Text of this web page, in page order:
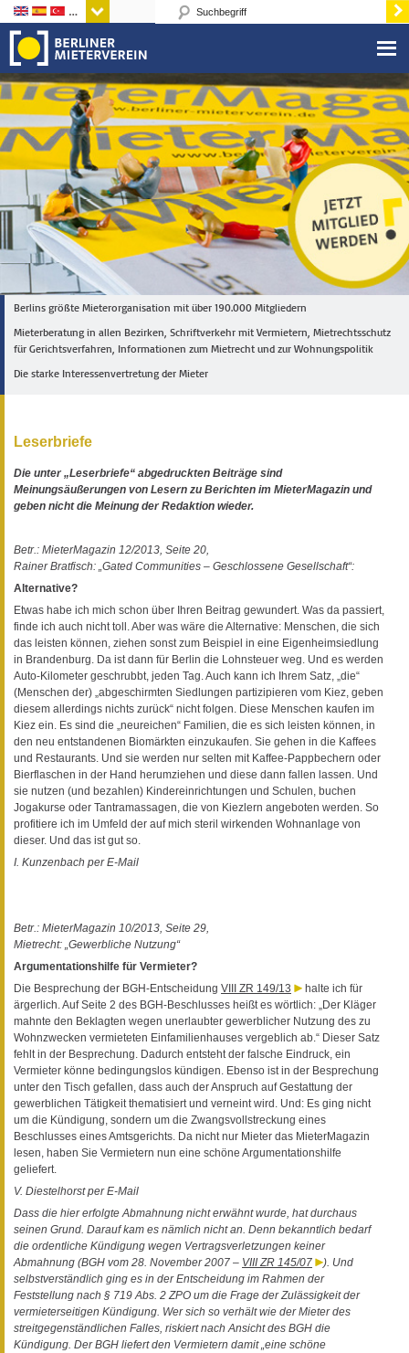
Sprachen
Berlins größte Mieterorganisation mit über 190.000 Mitgliedern
Mieterberatung in allen Bezirken, Schriftverkehr mit Vermietern, Mietrechtsschutz
für Gerichtsverfahren, Informationen zum Mietrecht und zur Wohnungspolitik
Die starke Interessenvertretung der Mieter
Leserbriefe
Die unter „Leserbriefe“ abgedruckten Beiträge sind
Meinungsäußerungen von Lesern zu Berichten im MieterMagazin und
geben nicht die Meinung der Redaktion wieder.
Betr.: MieterMagazin 12/2013, Seite 20,
Rainer Bratfisch: „Gated Communities – Geschlossene Gesellschaft“:
Alternative?
Etwas habe ich mich schon über Ihren Beitrag gewundert. Was da passiert,
finde ich auch nicht toll. Aber was wäre die Alternative: Menschen, die sich
das leisten können, ziehen sonst zum Beispiel in eine Eigenheimsiedlung
in Brandenburg. Da ist dann für Berlin die Lohnsteuer weg. Und es werden
Auto-Kilometer geschrubbt, jeden Tag. Auch kann ich Ihrem Satz, „die“
(Menschen der) „abgeschirmten Siedlungen partizipieren vom Kiez, geben
diesem allerdings nichts zurück“ nicht folgen. Diese Menschen kaufen im
Kiez ein. Es sind die „neureichen“ Familien, die es sich leisten können, in
den neu entstandenen Biomärkten einzukaufen. Sie gehen in die Kaffees
und Restaurants. Und sie werden nur selten mit Kaffee-Pappbechern oder
Bierflaschen in der Hand herumziehen und diese dann fallen lassen. Und
sie nutzen (und bezahlen) Kindereinrichtungen und Schulen, buchen
Jogakurse oder Tantramassagen, die von Kiezlern angeboten werden. So
profitiere ich im Umfeld der auf mich steril wirkenden Wohnanlage von
dieser. Und das ist gut so.
I. Kunzenbach per E-Mail
Betr.: MieterMagazin 10/2013, Seite 29,
Mietrecht: „Gewerbliche Nutzung“
Argumentationshilfe für Vermieter?
Die Besprechung der BGH-Entscheidung VIII ZR 149/13
halte ich für
ärgerlich. Auf Seite 2 des BGH-Beschlusses heißt es wörtlich: „Der Kläger
mahnte den Beklagten wegen unerlaubter gewerblicher Nutzung des zu
Wohnzwecken vermieteten Einfamilienhauses vergeblich ab.“ Dieser Satz
fehlt in der Besprechung. Dadurch entsteht der falsche Eindruck, ein
Vermieter könne bedingungslos kündigen. Ebenso ist in der Besprechung
unter den Tisch gefallen, dass auch der Anspruch auf Gestattung der
gewerblichen Tätigkeit thematisiert und verneint wird. Und: Es ging nicht
um die Kündigung, sondern um die Zwangsvollstreckung eines
Beschlusses eines Amtsgerichts. Da nicht nur Mieter das MieterMagazin
lesen, haben Sie Vermietern nun eine schöne Argumentationshilfe
geliefert.
V. Diestelhorst per E-Mail
Dass die hier erfolgte Abmahnung nicht erwähnt wurde, hat durchaus
seinen Grund. Darauf kam es nämlich nicht an. Denn bekanntlich bedarf
die ordentliche Kündigung wegen Vertragsverletzungen keiner
Abmahnung (BGH vom 28. November 2007 – VIII ZR 145/07
). Und
selbstverständlich ging es in der Entscheidung im Rahmen der
Feststellung nach § 719 Abs. 2 ZPO um die Frage der Zulässigkeit der
vermieterseitigen Kündigung. Wer sich so verhält wie der Mieter des
streitgegenständlichen Falles, riskiert nach Ansicht des BGH die
Kündigung. Der BGH liefert den Vermietern damit „eine schöne